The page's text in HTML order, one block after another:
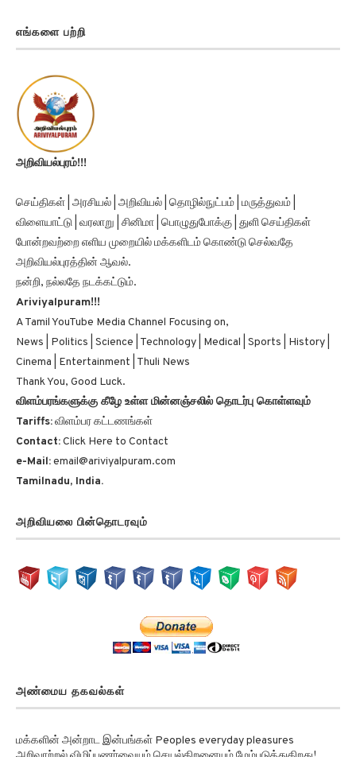
எங்களை பற்றி
அறிவியல்புரம்!!!
செய்திகள் | அரசியல் | அறிவியல் | தொழில்நுட்பம் | மருத்துவம் |
விளையாட்டு | வரலாறு | சினிமா | பொழுதுபோக்கு | துளி செய்திகள்
போன்றவற்றை எளிய முறையில் மக்களிடம் கொண்டு செல்வதே
அறிவியல்புரத்தின் ஆவல்.
நன்றி, நல்லதே நடக்கட்டும்.
Ariviyalpuram!!!
A Tamil YouTube Media Channel Focusing on,
News | Politics | Science | Technology | Medical | Sports | History |
Cinema | Entertainment | Thuli News
Thank You, Good Luck.
விளம்பரங்களுக்கு கீழே உள்ள மின்னஞ்சலில் தொடர்பு கொள்ளவும்
Tariffs:விளம்பர கட்டணங்கள்
Contact:Click Here to Contact
e-Mail:email@ariviyalpuram.com
Tamilnadu, India.
அறிவியலை பின்தொடரவும்
அண்மைய தகவல்கள்
மக்களின் அன்றாட இன்பங்கள் Peoples everyday pleasures